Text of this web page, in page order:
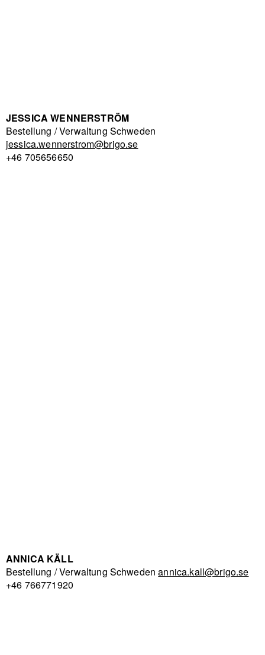
JESSICA WENNERSTRÖM
Bestellung / Verwaltung Schweden
jessica.wennerstrom@brigo.se
+46 705656650
ANNICA KÄLL
Bestellung / Verwaltung Schwedenannica.kall@brigo.se
+46 766771920